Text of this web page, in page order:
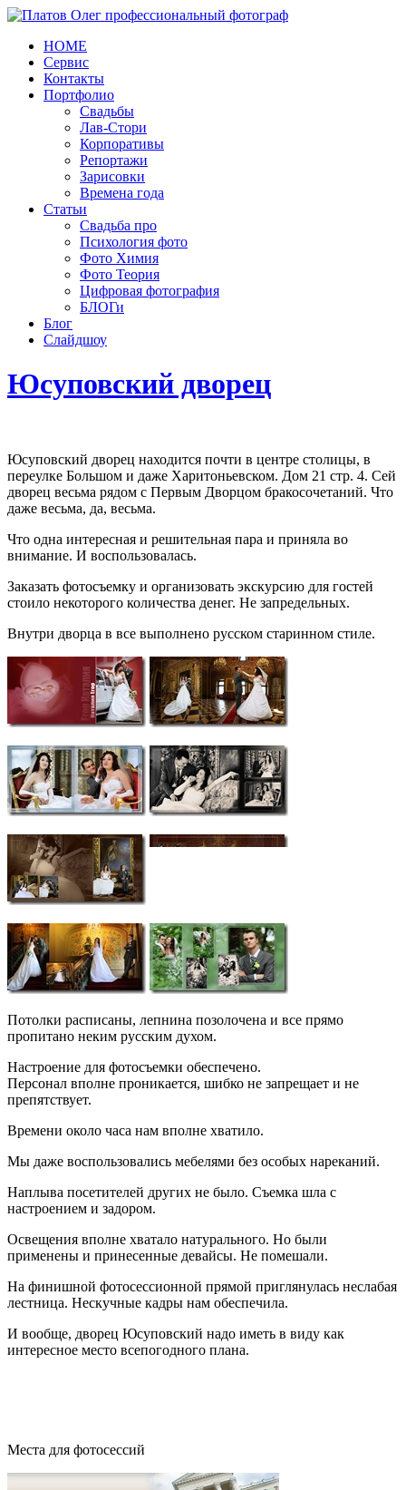
HOME
Сервис
Контакты
Портфолио
Свадьбы
Лав-Стори
Корпоративы
Репортажи
Зарисовки
Времена года
Статьи
Свадьба про
Психология фото
Фото Химия
Фото Теория
Цифровая фотография
БЛОГи
Блог
Слайдшоу
Юсуповский дворец
Юсуповский дворец находится почти в центре столицы, в
переулке Большом и даже Харитоньевском. Дом 21 стр. 4. Сей
дворец весьма рядом с Первым Дворцом бракосочетаний. Что
даже весьма, да, весьма.
Что одна интересная и решительная пара и приняла во
внимание. И воспользовалась.
Заказать фотосъемку и организовать экскурсию для гостей
стоило некоторого количества денег. Не запредельных.
Внутри дворца в все выполнено русском старинном стиле.
Потолки расписаны, лепнина позолочена и все прямо
пропитано неким русским духом.
Настроение для фотосъемки обеспечено.
Персонал вполне проникается, шибко не запрещает и не
препятствует.
Времени около часа нам вполне хватило.
Мы даже воспользовались мебелями без особых нареканий.
Наплыва посетителей других не было. Съемка шла с
настроением и задором.
Освещения вполне хватало натурального. Но были
применены и принесенные девайсы. Не помешали.
На финишной фотосессионной прямой приглянулась неслабая
лестница. Нескучные кадры нам обеспечила.
И вообще, дворец Юсуповский надо иметь в виду как
интересное место всепогодного плана.
Места для фотосессий